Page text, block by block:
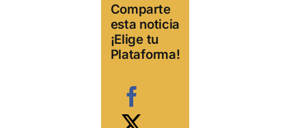
Comparte
esta noticia
¡Elige tu
Plataforma!